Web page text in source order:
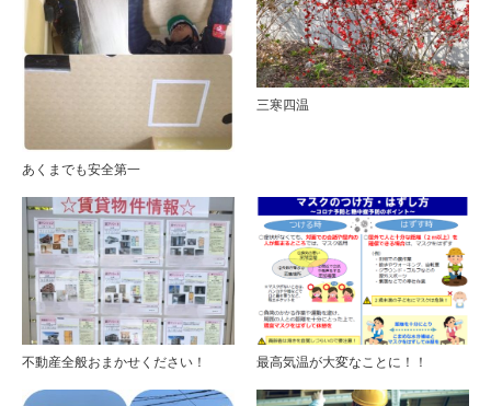
あくまでも安全第一
三寒四温
不動産全般おまかせください！ 最高気温が大変なことに！！